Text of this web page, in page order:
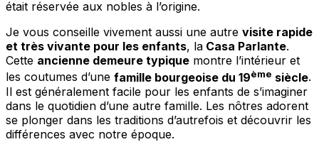
était réservée aux nobles à l’origine.
Je vous conseille vivement aussi une autre visite rapide
et très vivante pour les enfants, la Casa Parlante.
Cette ancienne demeure typique montre l’intérieur et
les coutumes d’une famille bourgeoise du 19ème siècle.
Il est généralement facile pour les enfants de s’imaginer
dans le quotidien d’une autre famille. Les nôtres adorent
se plonger dans les traditions d’autrefois et découvrir les
différences avec notre époque.